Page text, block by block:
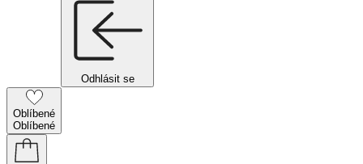
Odhlásit se
Oblíbené
Oblíbené